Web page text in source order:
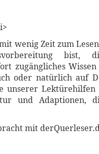
wenig Zeit zum
bist,
zugängliches
oder natürlich auf
unserer Lektürehilfen
und Adaptionen,
mit